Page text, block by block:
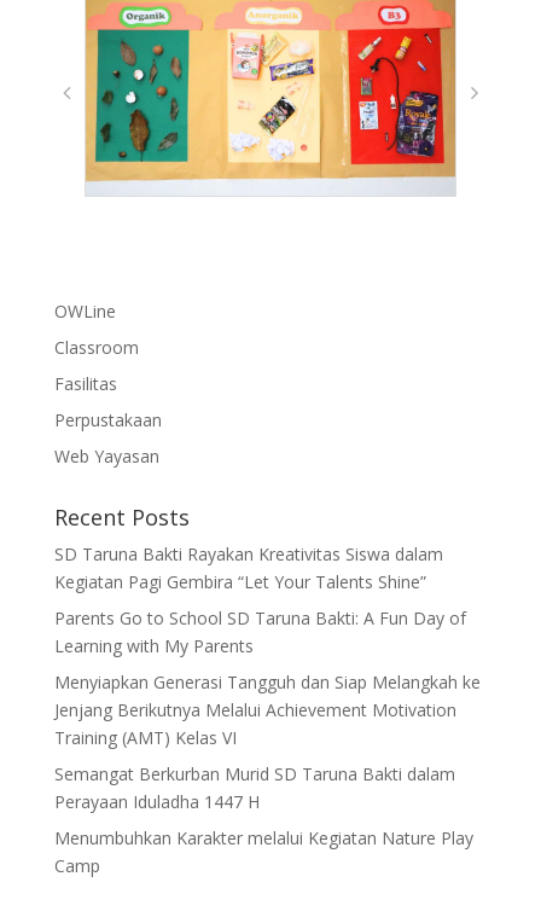
OWLine
Classroom
Fasilitas
Perpustakaan
Web Yayasan
Recent Posts
SD Taruna Bakti Rayakan Kreativitas Siswa dalam
Kegiatan Pagi Gembira “Let Your Talents Shine”
Parents Go to School SD Taruna Bakti: A Fun Day of
Learning with My Parents
Menyiapkan Generasi Tangguh dan Siap Melangkah ke
Jenjang Berikutnya Melalui Achievement Motivation
Training (AMT) Kelas VI
Semangat Berkurban Murid SD Taruna Bakti dalam
Perayaan Iduladha 1447 H
Menumbuhkan Karakter melalui Kegiatan Nature Play
Camp